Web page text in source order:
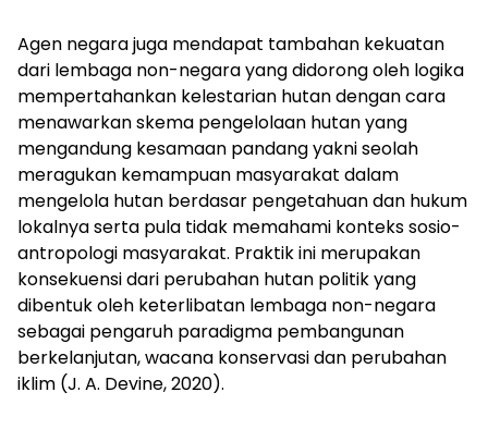
Agen negara juga mendapat tambahan kekuatan
dari lembaga non-negara yang didorong oleh logika
mempertahankan kelestarian hutan dengan cara
menawarkan skema pengelolaan hutan yang
mengandung kesamaan pandang yakni seolah
meragukan kemampuan masyarakat dalam
mengelola hutan berdasar pengetahuan dan hukum
lokalnya serta pula tidak memahami konteks sosio-
antropologi masyarakat. Praktik ini merupakan
konsekuensi dari perubahan hutan politik yang
dibentuk oleh keterlibatan lembaga non-negara
sebagai pengaruh paradigma pembangunan
berkelanjutan, wacana konservasi dan perubahan
iklim (J. A. Devine, 2020).